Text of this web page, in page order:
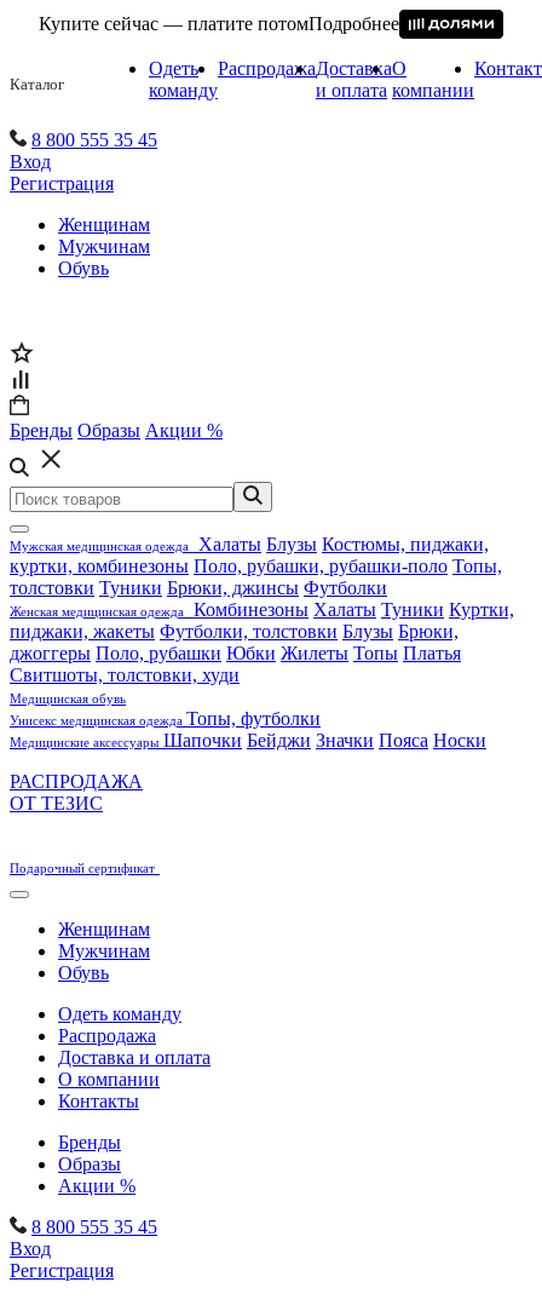
Купите сейчас — платите потомПодробнее
Каталог
Одеть
команду
РаспродажаДоставка
и оплата
О
компании
8 800 555 35 45
Вход
Регистрация
Женщинам
Мужчинам
Обувь
Бренды Образы Акции %
Мужская медицинская одежда Халаты Блузы Костюмы, пиджаки,
куртки, комбинезоны Поло, рубашки, рубашки-поло Топы,
толстовки Туники Брюки, джинсы Футболки
Женская медицинская одежда Комбинезоны Халаты Туники Куртки,
пиджаки, жакеты Футболки, толстовки Блузы Брюки,
джоггеры Поло, рубашки Юбки Жилеты Топы Платья
Свитшоты, толстовки, худи
Медицинская обувь
Унисекс медицинская одежда Топы, футболки
Медицинские аксессуары Шапочки Бейджи Значки Пояса Носки
РАСПРОДАЖА
ОТ ТЕЗИС
Подарочный сертификат
Женщинам
Мужчинам
Обувь
Одеть команду
Распродажа
Доставка и оплата
О компании
Контакты
Бренды
Образы
Акции %
8 800 555 35 45
Вход
Регистрация